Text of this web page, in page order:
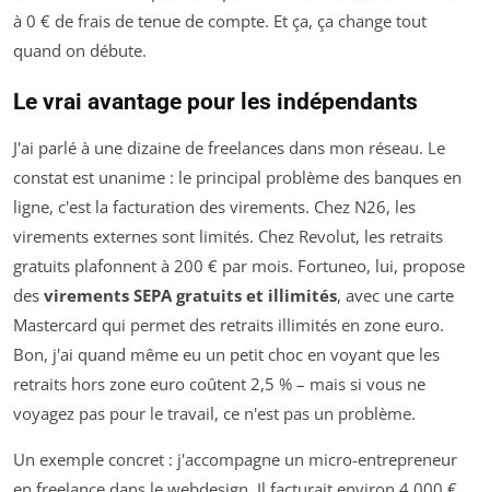
à 0 € de frais de tenue de compte. Et ça, ça change tout
quand on débute.
Le vrai avantage pour les indépendants
J'ai parlé à une dizaine de freelances dans mon réseau. Le
constat est unanime : le principal problème des banques en
ligne, c'est la facturation des virements. Chez N26, les
virements externes sont limités. Chez Revolut, les retraits
gratuits plafonnent à 200 € par mois. Fortuneo, lui, propose
des virements SEPA gratuits et illimités, avec une carte
Mastercard qui permet des retraits illimités en zone euro.
Bon, j'ai quand même eu un petit choc en voyant que les
retraits hors zone euro coûtent 2,5 % – mais si vous ne
voyagez pas pour le travail, ce n'est pas un problème.
Un exemple concret : j'accompagne un micro-entrepreneur